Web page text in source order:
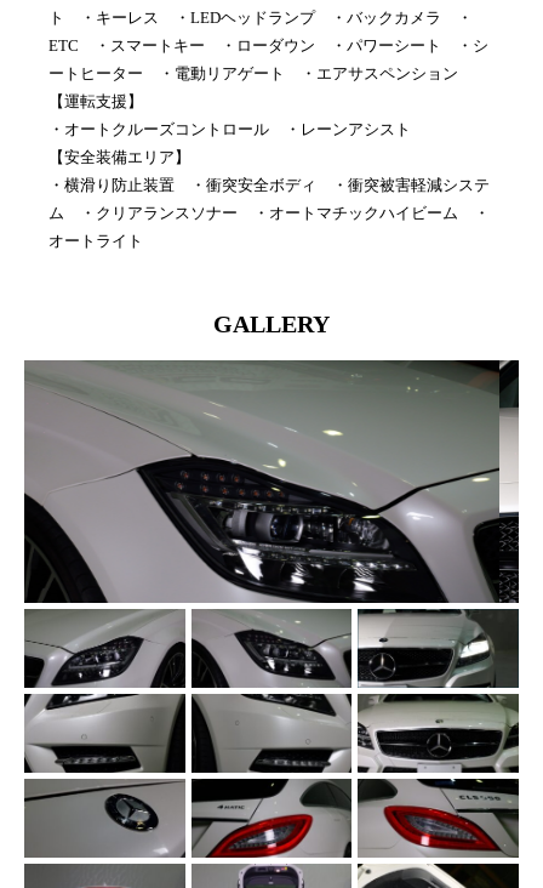
ト ・キーレス ・LEDヘッドランプ ・バックカメラ ・
ETC ・スマートキー ・ローダウン ・パワーシート ・シ
ートヒーター ・電動リアゲート ・エアサスペンション
【運転支援】
・オートクルーズコントロール ・レーンアシスト
【安全装備エリア】
・横滑り防止装置 ・衝突安全ボディ ・衝突被害軽減システ
ム ・クリアランスソナー ・オートマチックハイビーム ・
オートライト
GALLERY